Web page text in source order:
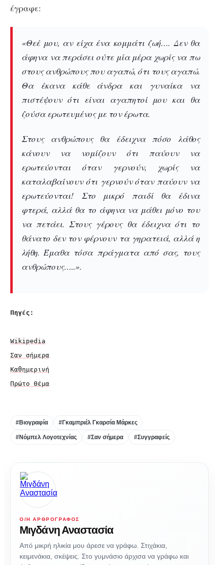
έγραφε:
«Θεέ μου, αν είχα ένα κομμάτι ζωή…. Δεν θα
άφηνα να περάσει ούτε μία μέρα χωρίς να πω
στους ανθρώπους που αγαπώ, ότι τους αγαπώ.
Θα έκανα κάθε άνδρα και γυναίκα να
πιστέψουν ότι είναι αγαπητοί μου και θα
ζούσα ερωτευμένος με τον έρωτα.
Στους ανθρώπους θα έδειχνα πόσο λάθος
κάνουν να νομίζουν ότι παύουν να
ερωτεύονται όταν γερνούν, χωρίς να
καταλαβαίνουν ότι γερνούν όταν παύουν να
ερωτεύονται! Στο μικρό παιδί θα έδινα
φτερά, αλλά θα το άφηνα να μάθει μόνο του
να πετάει. Στους γέρους θα έδειχνα ότι το
θάνατο δεν τον φέρνουν τα γηρατειά, αλλά η
λήθη. Έμαθα τόσα πράγματα από σας, τους
ανθρώπους…..».
Πηγές:
Wikipedia
Σαν σήμερα
Καθημερινή
Πρώτο Θέμα
#Βιογραφία #Γκαμπριέλ Γκαρσία Μάρκες
#Νόμπελ Λογοτεχνίας #Σαν σήμερα #Συγγραφείς
Ο/Η ΑΡΘΡΟΓΡΆΦΟΣ
Μιγδάνη Αναστασία
Από μικρή ηλικία μου άρεσε να γράφω. Στιχάκια,
κειμενάκια, σκέψεις. Στο γυμνάσιο άρχισα να γράφω και